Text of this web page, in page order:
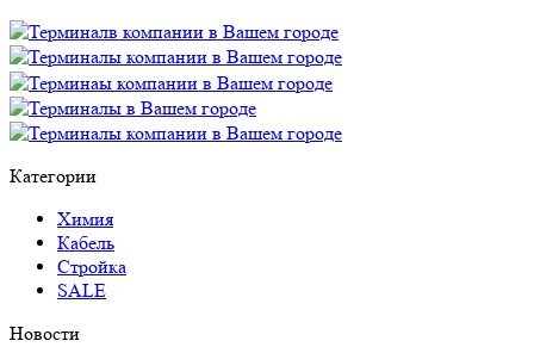
Категории
Химия
Кабель
Стройка
SALE
Новости